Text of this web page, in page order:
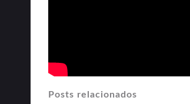
Posts relacionados